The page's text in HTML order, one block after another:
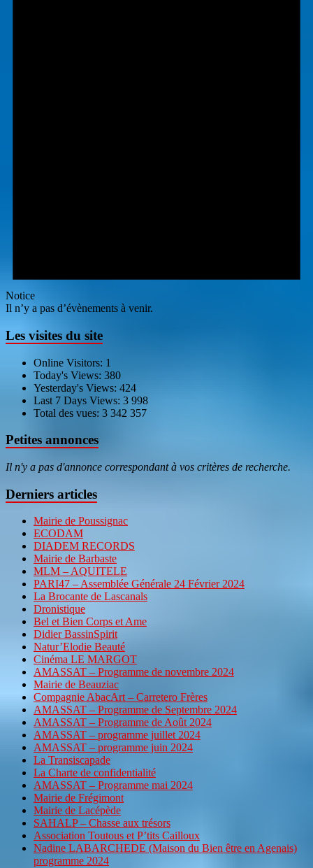
Notice
Il n’y a pas d’évènements à venir.
Les visites du site
Online Visitors: 1
Today's Views: 380
Yesterday's Views: 424
Last 7 Days Views: 3 998
Total des vues: 3 342 357
Petites annonces
Il n'y a pas d'annonce correspondant à vos critères de recherche.
Derniers articles
Mairie de Poussignac
ECODAM
DIADEM RECORDS
Mairie de Barbaste
MLM – AQUITELE
PARI47 – Assemblée Générale 24 Février 2024
La Brocante de Lascanals
Dronistique
Bel et Bien Corps et Ame
Didier BassinSpirit
Natur’Elodie Beauté
Cinéma LE MARGOT
AMASSAT – Programme de novembre 2024
Mairie de Beauziac
Compagnie AbacArt – Carretero Frères
AMASSAT – Programme de Septembre 2024
AMASSAT – Programme de Août 2024
AMASSAT – programme juillet 2024
AMASSAT – programme juin 2024
La Transiscapade
La Charte de confidentialité
AMASSAT – Programme mai 2024
Mairie de Frégimont
Mairie de Lacépède
SAHALP – Chasse aux trésors
Association Toutous et P’tits Cailloux
Nadine LABARCHEDE (Maison du Bien être en Agenais)
programme 2024